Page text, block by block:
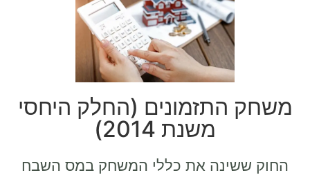
משחק התזמונים (החלק היחסי
משנת 2014)
החוק ששינה את כללי המשחק במס השבח